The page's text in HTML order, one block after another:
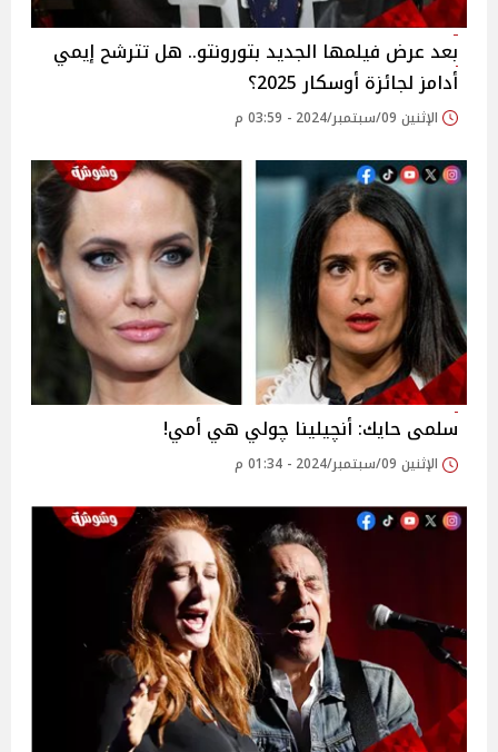
بعد عرض فيلمها الجديد بتورونتو.. هل تترشح إيمي
أدامز لجائزة أوسكار 2025؟
الإثنين 09/سبتمبر/2024 - 03:59 م
سلمى حايك: أنچيلينا چولي هي أمي!
الإثنين 09/سبتمبر/2024 - 01:34 م